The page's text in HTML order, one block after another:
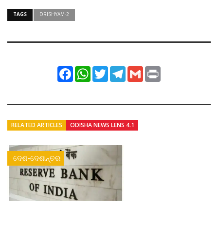
TAGS DRISHYAM-2
FacebookWhatsApp
TwitterTelegram
Gmail
RELATED ARTICLES ODISHA NEWS LENS 4.1
ଦେଶ-ଦେଶାନ୍ତର